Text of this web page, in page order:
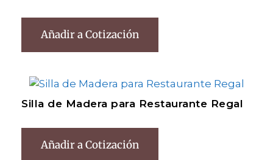
Añadir a Cotización
Silla de Madera para Restaurante Regal
Añadir a Cotización